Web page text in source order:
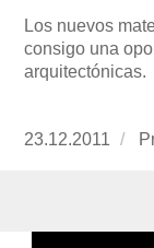
Los nuevos
consigo una
arquitectónicas.
Publicado
23.12.2011